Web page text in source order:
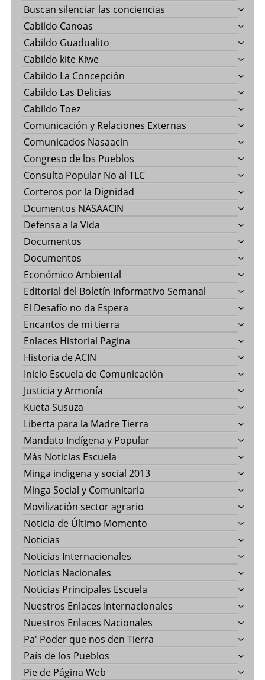
Buscan silenciar las conciencias
Cabildo Canoas
Cabildo Guadualito
Cabildo kite Kiwe
Cabildo La Concepción
Cabildo Las Delicias
Cabildo Toez
Comunicación y Relaciones Externas
Comunicados Nasaacin
Congreso de los Pueblos
Consulta Popular No al TLC
Corteros por la Dignidad
Dcumentos NASAACIN
Defensa a la Vida
Documentos
Documentos
Económico Ambiental
Editorial del Boletín Informativo Semanal
El Desafío no da Espera
Encantos de mi tierra
Enlaces Historial Pagina
Historia de ACIN
Inicio Escuela de Comunicación
Justicia y Armonía
Kueta Susuza
Liberta para la Madre Tierra
Mandato Indígena y Popular
Más Noticias Escuela
Minga indigena y social 2013
Minga Social y Comunitaria
Movilización sector agrario
Noticia de Último Momento
Noticias
Noticias Internacionales
Noticias Nacionales
Noticias Principales Escuela
Nuestros Enlaces Internacionales
Nuestros Enlaces Nacionales
Pa' Poder que nos den Tierra
País de los Pueblos
Pie de Página Web